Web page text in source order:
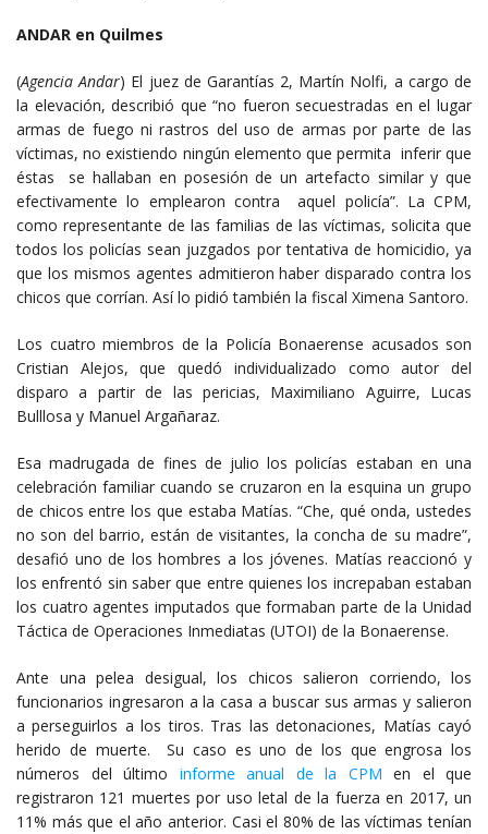
ANDAR en Quilmes
(Agencia Andar) El juez de Garantías 2, Martín Nolfi, a cargo de
la elevación, describió que “no fueron secuestradas en el lugar
armas de fuego ni rastros del uso de armas por parte de las
víctimas, no existiendo ningún elemento que permita inferir que
éstas se hallaban en posesión de un artefacto similar y que
efectivamente lo emplearon contra aquel policía”. La CPM,
como representante de las familias de las víctimas, solicita que
todos los policías sean juzgados por tentativa de homicidio, ya
que los mismos agentes admitieron haber disparado contra los
chicos que corrían. Así lo pidió también la fiscal Ximena Santoro.
Los cuatro miembros de la Policía Bonaerense acusados son
Cristian Alejos, que quedó individualizado como autor del
disparo a partir de las pericias, Maximiliano Aguirre, Lucas
Bulllosa y Manuel Argañaraz.
Esa madrugada de fines de julio los policías estaban en una
celebración familiar cuando se cruzaron en la esquina un grupo
de chicos entre los que estaba Matías. “Che, qué onda, ustedes
no son del barrio, están de visitantes, la concha de su madre”,
desafió uno de los hombres a los jóvenes. Matías reaccionó y
los enfrentó sin saber que entre quienes los increpaban estaban
los cuatro agentes imputados que formaban parte de la Unidad
Táctica de Operaciones Inmediatas (UTOI) de la Bonaerense.
Ante una pelea desigual, los chicos salieron corriendo, los
funcionarios ingresaron a la casa a buscar sus armas y salieron
a perseguirlos a los tiros. Tras las detonaciones, Matías cayó
herido de muerte. Su caso es uno de los que engrosa los
números del último informe anual de la CPM en el que
registraron 121 muertes por uso letal de la fuerza en 2017, un
11% más que el año anterior. Casi el 80% de las víctimas tenían